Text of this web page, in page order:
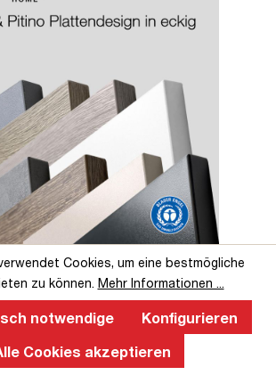
Ergonomie an einem
Schreibtisch
höhenverstellbarer Schreibtisch fördert
verbessert die Körperhaltung, reduziert
und steigert langfristig
Cookies, um eine bestmögliche
zu können. Mehr Informationen ...
notwendige
Konfigurieren
Cookies akzeptieren